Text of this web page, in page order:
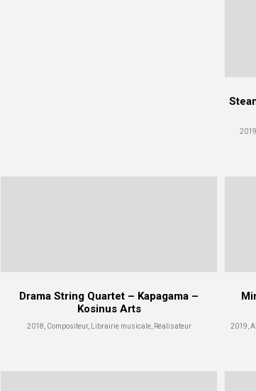
Drama String Quartet – Kapagama –
Kosinus Arts
2018, Compositeur, Librairie musicale, Réalisateur
2019,